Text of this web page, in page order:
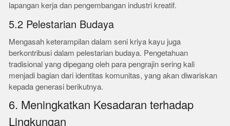
lapangan kerja dan pengembangan industri kreatif.
5.2 Pelestarian Budaya
Mengasah keterampilan dalam seni kriya kayu juga
berkontribusi dalam pelestarian budaya. Pengetahuan
tradisional yang dipegang oleh para pengrajin sering kali
menjadi bagian dari identitas komunitas, yang akan diwariskan
kepada generasi berikutnya.
6. Meningkatkan Kesadaran terhadap
Lingkungan